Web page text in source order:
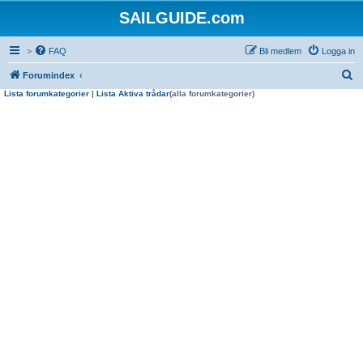
SAILGUIDE.com
> FAQ Logga in
Bli medlem
Forumindex
Lista forumkategorier | Lista Aktiva trådar(alla forumkategorier)